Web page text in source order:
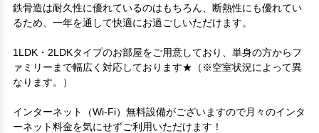
鉄骨造は耐久性に優れているのはもちろん、断熱性にも優れてい
るため、一年を通して快適にお過ごしいただけます。
1LDK・2LDKタイプのお部屋をご用意しており、単身の方からフ
ァミリーまで幅広く対応しております★（※空室状況によって異
なります。）
インターネット（Wi-Fi）無料設備がございますので月々のインタ
ーネット料金を気にせずご利用いただけます！